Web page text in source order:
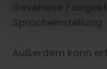
Gesehene /
Spracheinstellung
Außerdem kann